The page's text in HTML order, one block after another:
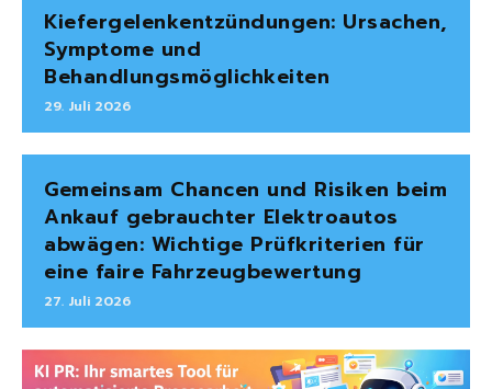
Kiefergelenkentzündungen: Ursachen,
Symptome und
Behandlungsmöglichkeiten
29. Juli 2026
Gemeinsam Chancen und Risiken beim
Ankauf gebrauchter Elektroautos
abwägen: Wichtige Prüfkriterien für
eine faire Fahrzeugbewertung
27. Juli 2026